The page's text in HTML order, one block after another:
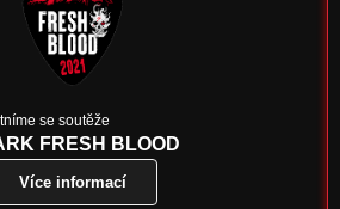
se soutěže
FRESH BLOOD
Více informací